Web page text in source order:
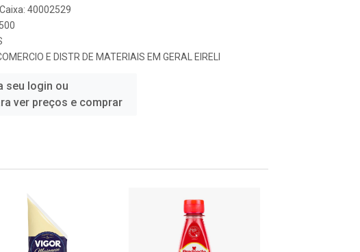
40002529
E DISTR DE MATERIAIS EM GERAL EIRELI
seu login ou
ver preços e comprar